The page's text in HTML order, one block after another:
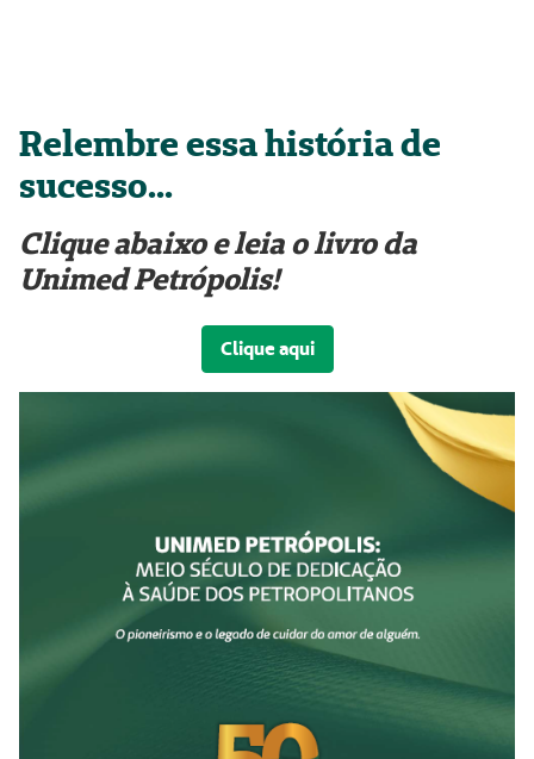
Relembre essa história de
sucesso...
Clique abaixo e leia o livro da
Unimed Petrópolis!
Clique aqui